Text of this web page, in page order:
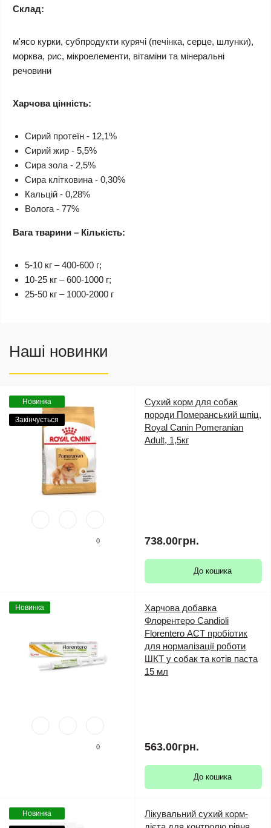
Склад:
м'ясо курки, субпродукти курячі (печінка, серце, шлунки),
морква, рис, мікроелементи, вітаміни та мінеральні
речовини
Харчова цінність:
Сирий протеїн - 12,1%
Сирий жир - 5,5%
Сира зола - 2,5%
Сира клітковина - 0,30%
Кальцій - 0,28%
Волога - 77%
Вага тварини – Кількість:
5-10 кг – 400-600 г;
10-25 кг – 600-1000 г;
25-50 кг – 1000-2000 г
Наші новинки
Новинка
Закінчується
0
Сухий корм для собак
породи Померанський шпіц,
Royal Canin Pomeranian
Adult, 1,5кг
738.00грн.
До кошика
Новинка
0
Харчова добавка
Флорентеро Candioli
Florentero АСТ пробіотик
для нормалізації роботи
ШКТ у собак та котів паста
15 мл
563.00грн.
До кошика
Новинка
Лікувальний сухий корм-